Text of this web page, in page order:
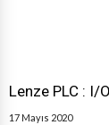
Lenze PLC : I/
17 Mayıs 2020